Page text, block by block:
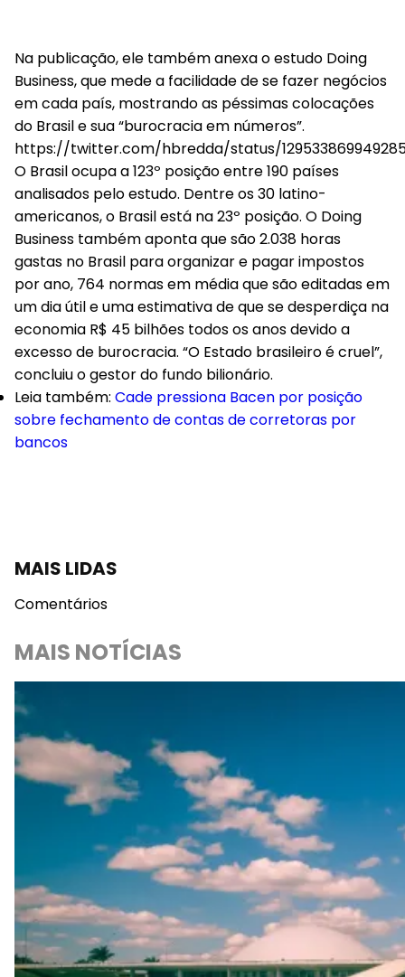
Na publicação, ele também anexa o estudo Doing
Business, que mede a facilidade de se fazer negócios
em cada país, mostrando as péssimas colocações
do Brasil e sua “burocracia em números”.
https://twitter.com/hbredda/status/
O Brasil ocupa a 123º posição entre 190 países
analisados pelo estudo. Dentre os 30 latino-
americanos, o Brasil está na 23º posição. O Doing
Business também aponta que são 2.038 horas
gastas no Brasil para organizar e pagar impostos
por ano, 764 normas em média que são editadas em
um dia útil e uma estimativa de que se desperdiça na
economia R$ 45 bilhões todos os anos devido a
excesso de burocracia. “O Estado brasileiro é cruel”,
concluiu o gestor do fundo bilionário.
Leia também
MAIS LIDAS
Comentários
MAIS NOTÍCIAS